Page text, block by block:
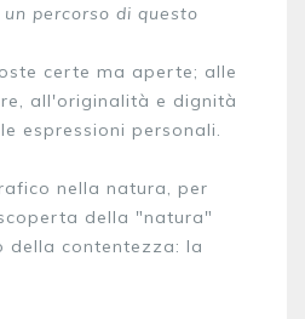
percorso di questo
certe ma aperte; alle
all'originalità e dignità
espressioni personali.
nella natura, per
della "natura"
contentezza: la